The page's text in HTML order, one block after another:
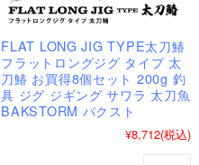
FLAT LONG JIG TYPE太刀鰆
フラットロングジグ タイプ 太
刀鰆 お買得8個セット 200g 釣
具 ジグ ジギング サワラ 太刀魚
BAKSTORM バクスト
¥8,712(税込)